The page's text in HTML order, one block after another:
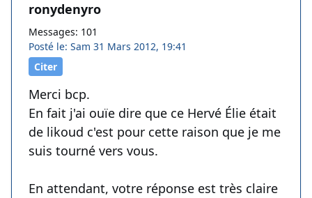
ronydenyro
Messages: 101
Posté le: Sam 31 Mars 2012, 19:41
Citer
Merci bcp.
En fait j'ai ouïe dire que ce Hervé Élie était
de likoud c'est pour cette raison que je me
suis tourné vers vous.
En attendant, votre réponse est très claire